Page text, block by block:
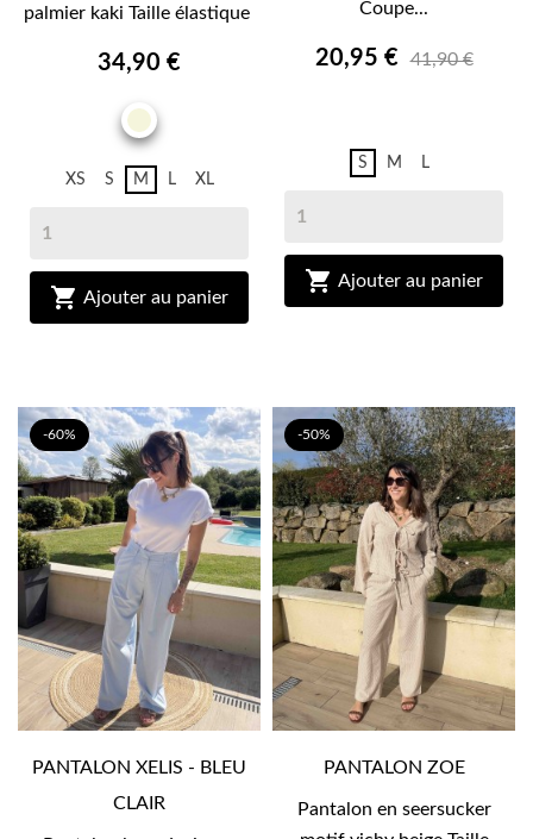
palmier kaki Taille élastique
34,90 €
BEIGE
XS S M L XL
 Ajouter au panier
Coupe...
20,95 € 41,90 €
S M L
 Ajouter au panier
-60%
PANTALON XELIS - BLEU
CLAIR
-50%
PANTALON ZOE
Pantalon en seersucker